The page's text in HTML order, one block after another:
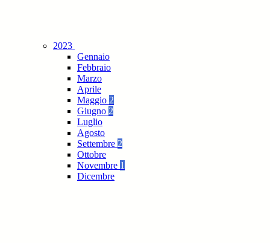
2023
Gennaio
Febbraio
Marzo
Aprile
Maggio 2
Giugno 2
Luglio
Agosto
Settembre 2
Ottobre
Novembre 1
Dicembre